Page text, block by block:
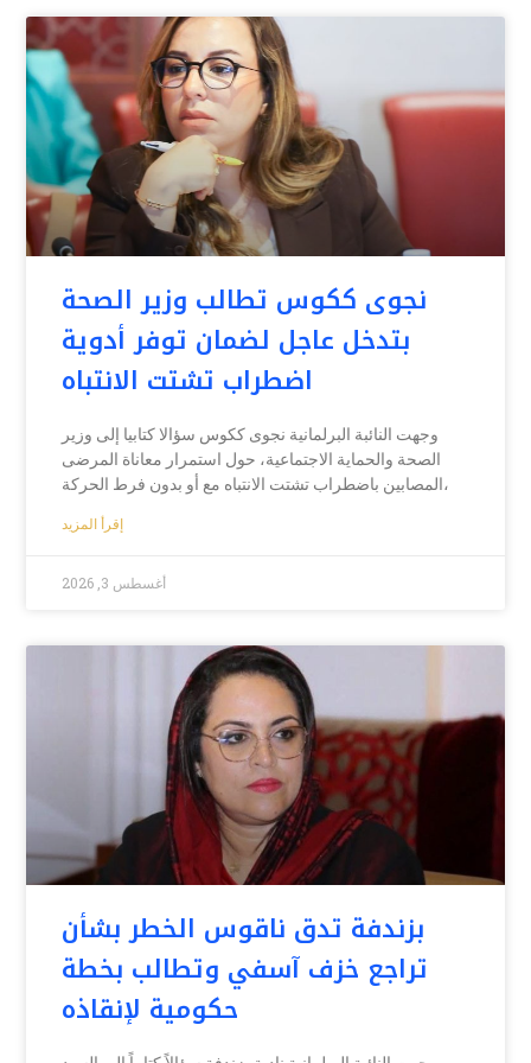
نجوى ككوس تطالب وزير الصحة
بتدخل عاجل لضمان توفر أدوية
اضطراب تشتت الانتباه
وجهت النائبة البرلمانية نجوى ككوس سؤالا كتابيا إلى وزير
الصحة والحماية الاجتماعية، حول استمرار معاناة المرضى
المصابين باضطراب تشتت الانتباه مع أو بدون فرط الحركة،
إقرأ المزيد
أغسطس 3, 2026
بزندفة تدق ناقوس الخطر بشأن
تراجع خزف آسفي وتطالب بخطة
حكومية لإنقاذه